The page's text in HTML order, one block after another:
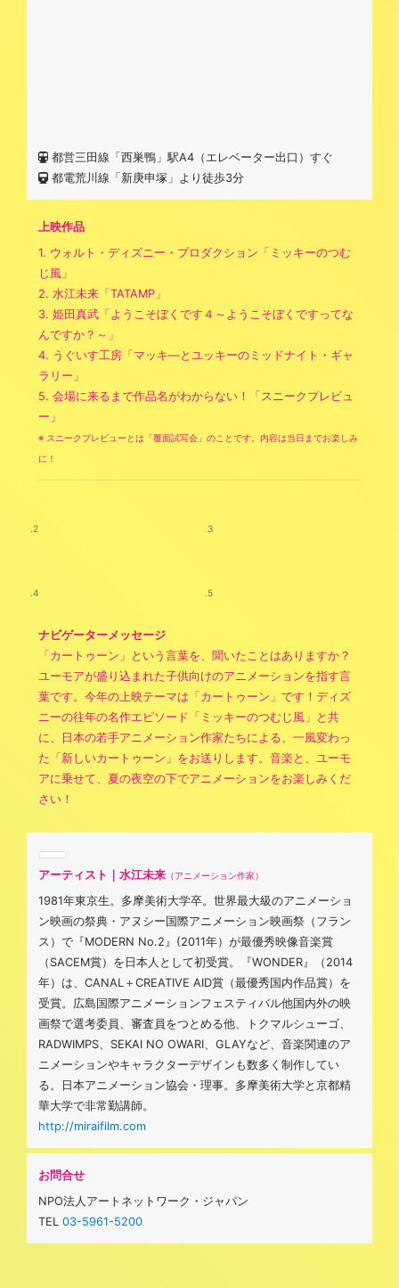
都営三田線「西巣鴨」駅A4（エレベーター出口）すぐ
都電荒川線「新庚申塚」より徒歩3分
上映作品
1. ウォルト・ディズニー・プロダクション「ミッキーのつむ
じ風」
2. 水江未来「TATAMP」
3. 姫田真武「ようこそぼくです４～ようこそぼくですってな
んですか？～」
4. うぐいす工房「マッキ―とユッキーのミッドナイト・ギャ
ラリー」
5. 会場に来るまで作品名がわからない！「スニークプレビュ
ー」
※ スニークプレビューとは「覆面試写会」のことです。内容は当日までお楽しみ
に！
.2 .3
.4 .5
ナビゲーターメッセージ
「カートゥーン」という言葉を、聞いたことはありますか？
ユーモアが盛り込まれた子供向けのアニメーションを指す言
葉です。今年の上映テーマは「カートゥーン」です！ディズ
ニーの往年の名作エピソード「ミッキーのつむじ風」と共
に、日本の若手アニメーション作家たちによる、一風変わっ
た「新しいカートゥーン」をお送りします。音楽と、ユーモ
アに乗せて、夏の夜空の下でアニメーションをお楽しみくだ
さい！
アーティスト｜水江未来（アニメーション作家）
1981年東京生。多摩美術大学卒。世界最大級のアニメーショ
ン映画の祭典・アヌシー国際アニメーション映画祭（フラン
ス）で『MODERN No.2』(2011年）が最優秀映像音楽賞
（SACEM賞）を日本人として初受賞。『WONDER』（2014
年）は、CANAL＋CREATIVE AID賞（最優秀国内作品賞）を
受賞。広島国際アニメーションフェスティバル他国内外の映
画祭で選考委員、審査員をつとめる他、トクマルシューゴ、
RADWIMPS、SEKAI NO OWARI、GLAYなど、音楽関連のア
ニメーションやキャラクターデザインも数多く制作してい
る。日本アニメーション協会・理事。多摩美術大学と京都精
華大学で非常勤講師。
http://miraifilm.com
お問合せ
NPO法人アートネットワーク・ジャパン
TEL 03-5961-5200